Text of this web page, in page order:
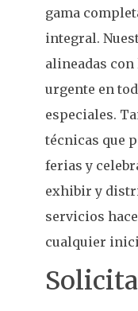
gama
integral.
alineadas
urgente en
especiales.
técnicas que
ferias y
exhibir y
servicios
cualquier